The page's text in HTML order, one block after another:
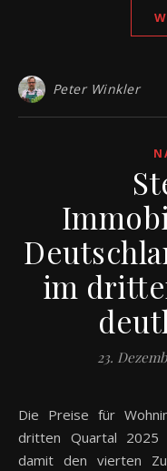
Peter Winkler
im
23.
Die Preise für Wohnimmobilien in Deutschland sind im
dritten Quartal 2025
damit den vierten